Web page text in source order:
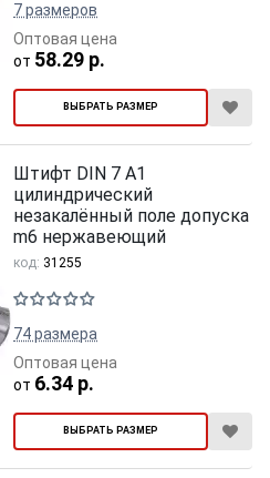
7 размеров
ВЫБРАТЬ РАЗМЕР
от 58.29 р.
Оптовая цена
Штифт DIN 7 A1
цилиндрический
незакалённый поле допуска
m6 нержавеющий
код: 31255
74 размера
ВЫБРАТЬ РАЗМЕР
от 6.34 р.
Оптовая цена